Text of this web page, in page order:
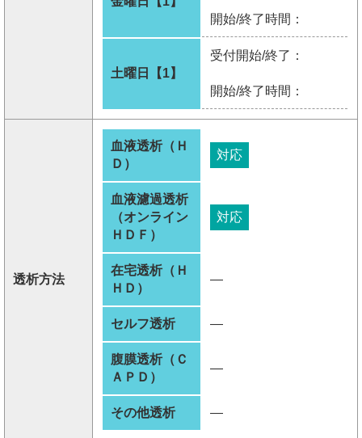
開始/終了時間：
土曜日【1】
受付開始/終了：
開始/終了時間：
透析方法
血液透析（Ｈ
Ｄ）
対応
血液濾過透析
（オンライン
ＨＤＦ）
対応
在宅透析（Ｈ
ＨＤ）
―
セルフ透析 ―
腹膜透析（Ｃ
ＡＰＤ）
―
その他透析 ―